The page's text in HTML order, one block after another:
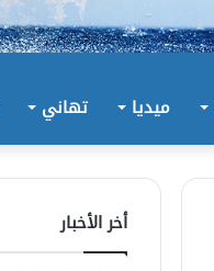
ميديا تهاني
أخر الأخبار